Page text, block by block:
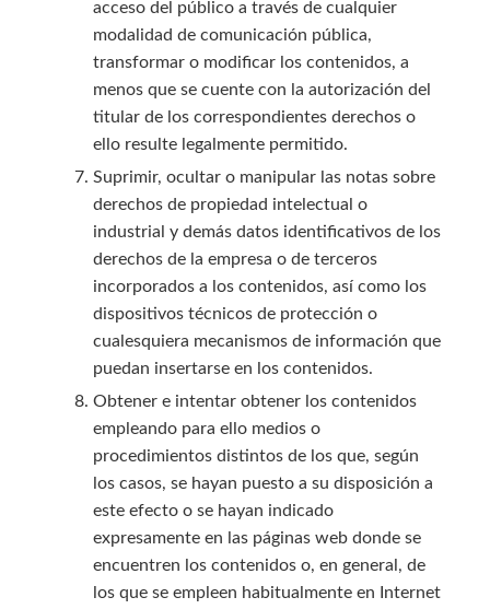
acceso del público a través de cualquier
modalidad de comunicación pública,
transformar o modificar los contenidos, a
menos que se cuente con la autorización del
titular de los correspondientes derechos o
ello resulte legalmente permitido.
Suprimir, ocultar o manipular las notas sobre
derechos de propiedad intelectual o
industrial y demás datos identificativos de los
derechos de la empresa o de terceros
incorporados a los contenidos, así como los
dispositivos técnicos de protección o
cualesquiera mecanismos de información que
puedan insertarse en los contenidos.
Obtener e intentar obtener los contenidos
empleando para ello medios o
procedimientos distintos de los que, según
los casos, se hayan puesto a su disposición a
este efecto o se hayan indicado
expresamente en las páginas web donde se
encuentren los contenidos o, en general, de
los que se empleen habitualmente en Internet